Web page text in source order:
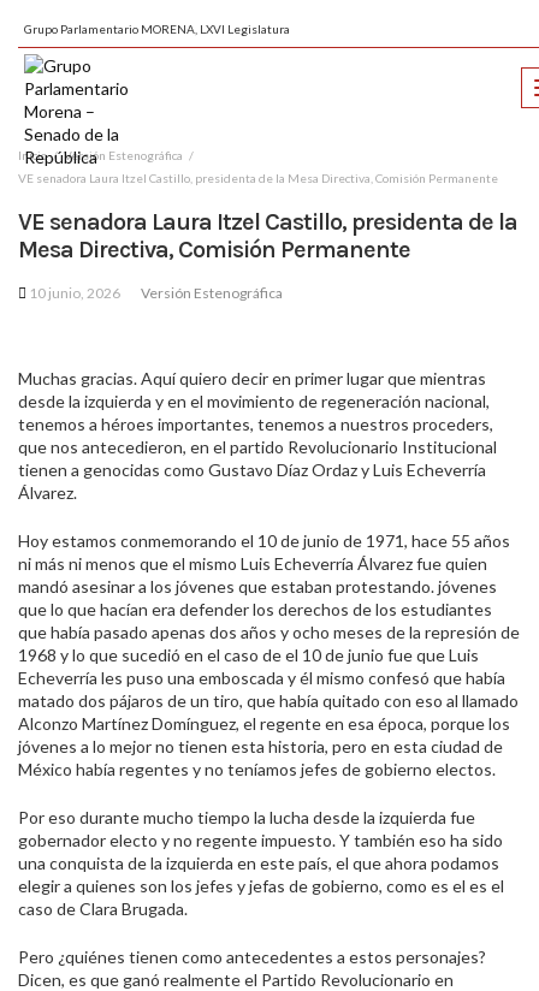
Grupo Parlamentario MORENA, LXVI Legislatura
Inicio
Versión Estenográfica
VE senadora Laura Itzel Castillo, presidenta de la Mesa Directiva, Comisión Permanente
VE senadora Laura Itzel Castillo, presidenta de la
Mesa Directiva, Comisión Permanente
10 junio, 2026 Versión Estenográfica
Muchas gracias. Aquí quiero decir en primer lugar que mientras
desde la izquierda y en el movimiento de regeneración nacional,
tenemos a héroes importantes, tenemos a nuestros proceders,
que nos antecedieron, en el partido Revolucionario Institucional
tienen a genocidas como Gustavo Díaz Ordaz y Luis Echeverría
Álvarez.
Hoy estamos conmemorando el 10 de junio de 1971, hace 55 años
ni más ni menos que el mismo Luis Echeverría Álvarez fue quien
mandó asesinar a los jóvenes que estaban protestando. jóvenes
que lo que hacían era defender los derechos de los estudiantes
que había pasado apenas dos años y ocho meses de la represión de
1968 y lo que sucedió en el caso de el 10 de junio fue que Luis
Echeverría les puso una emboscada y él mismo confesó que había
matado dos pájaros de un tiro, que había quitado con eso al llamado
Alconzo Martínez Domínguez, el regente en esa época, porque los
jóvenes a lo mejor no tienen esta historia, pero en esta ciudad de
México había regentes y no teníamos jefes de gobierno electos.
Por eso durante mucho tiempo la lucha desde la izquierda fue
gobernador electo y no regente impuesto. Y también eso ha sido
una conquista de la izquierda en este país, el que ahora podamos
elegir a quienes son los jefes y jefas de gobierno, como es el es el
caso de Clara Brugada.
Pero ¿quiénes tienen como antecedentes a estos personajes?
Dicen, es que ganó realmente el Partido Revolucionario en